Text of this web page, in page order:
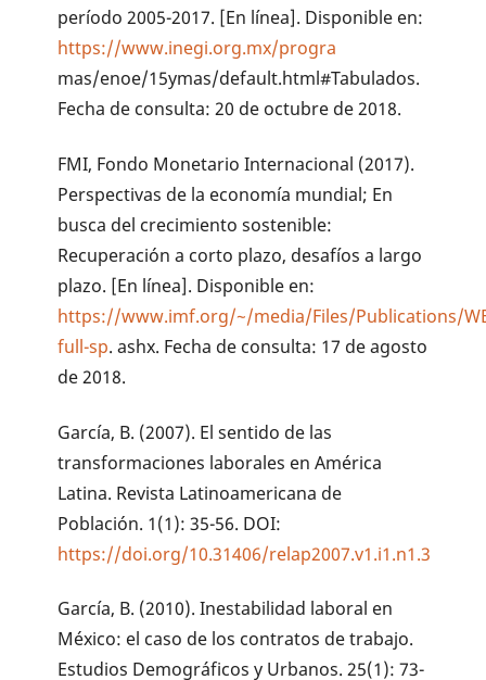
período 2005-2017. [En línea]. Disponible en:
https://www.inegi.org.mx/progra
mas/enoe/15ymas/default.html#Tabulados.
Fecha de consulta: 20 de octubre de 2018.
FMI, Fondo Monetario Internacional (2017).
Perspectivas de la economía mundial; En
busca del crecimiento sostenible:
Recuperación a corto plazo, desafíos a largo
plazo. [En línea]. Disponible en:
https://www.imf.org/~/media/Files/Publications/
full-sp. ashx. Fecha de consulta: 17 de agosto
de 2018.
García, B. (2007). El sentido de las
transformaciones laborales en América
Latina. Revista Latinoamericana de
Población. 1(1): 35-56. DOI:
https://doi.org/10.31406/relap2007.v1.i1.n1.3
García, B. (2010). Inestabilidad laboral en
México: el caso de los contratos de trabajo.
Estudios Demográficos y Urbanos. 25(1): 73-